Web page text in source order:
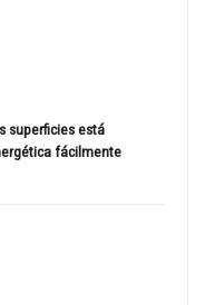
superficies está
fácilmente